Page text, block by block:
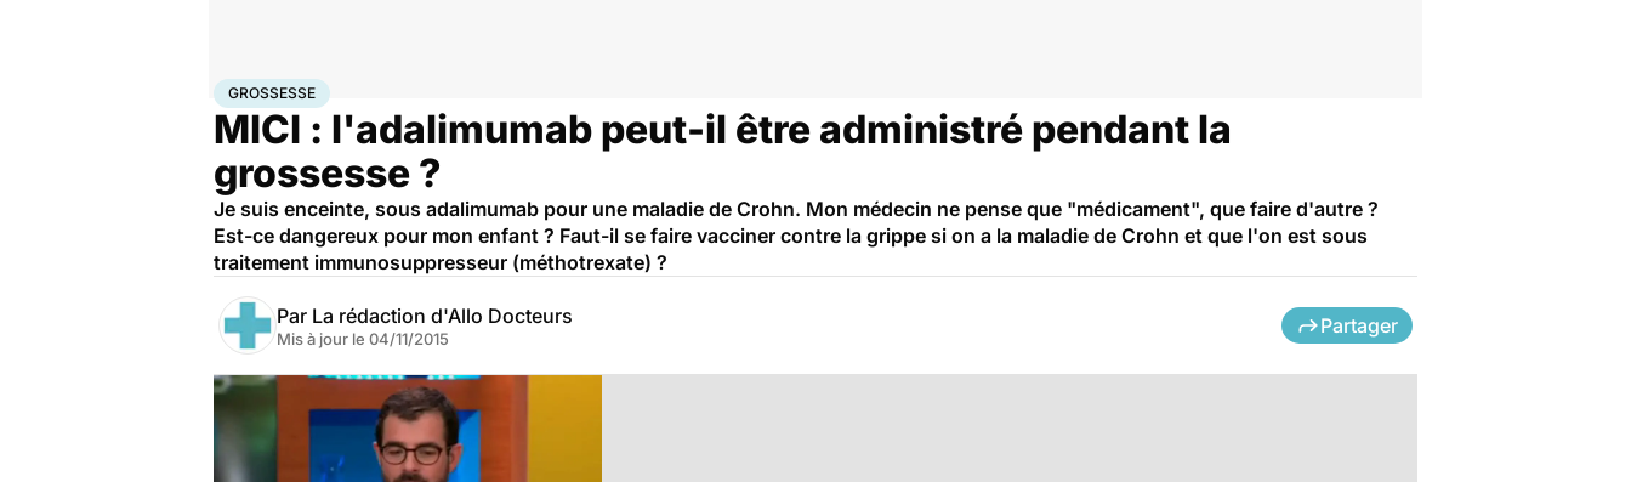
AccueilFamilleGrossesse
GROSSESSE
MICI : l'adalimumab peut-il être administré pendant la
grossesse ?
Je suis enceinte, sous adalimumab pour une maladie de Crohn. Mon médecin ne pense que "médicament", que faire d'autre ?
Est-ce dangereux pour mon enfant ? Faut-il se faire vacciner contre la grippe si on a la maladie de Crohn et que l'on est sous
traitement immunosuppresseur (méthotrexate) ?
Par La rédaction d'Allo Docteurs
Mis à jour le 04/11/2015
Partager